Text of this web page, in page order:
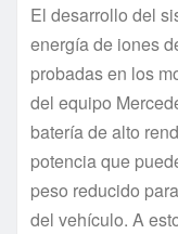
El desarrollo del
energía de iones
probadas en los
del equipo
batería de alto
potencia que
peso reducido
del vehículo. A